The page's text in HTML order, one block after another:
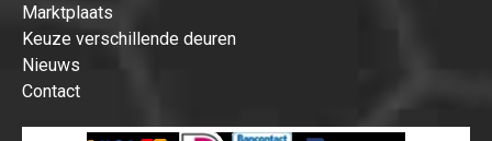
Marktplaats
Keuze verschillende deuren
Nieuws
Contact